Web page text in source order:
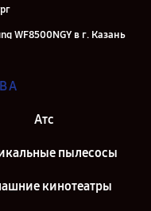
WF8500NGY в г. Казань
WF8500NGY в г. Санкт-
Атс
пылесосы
кинотеатры